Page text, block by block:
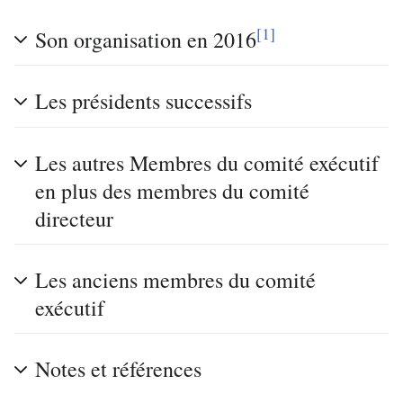
Son organisation en 2016[1]
Les présidents successifs
Les autres Membres du comité exécutif
en plus des membres du comité
directeur
Les anciens membres du comité
exécutif
Notes et références